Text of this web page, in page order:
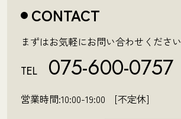
CONTACT
まずはお気軽にお問い合わせください
TEL 075-600-0757
営業時間:10:00-19:00 [不定休]